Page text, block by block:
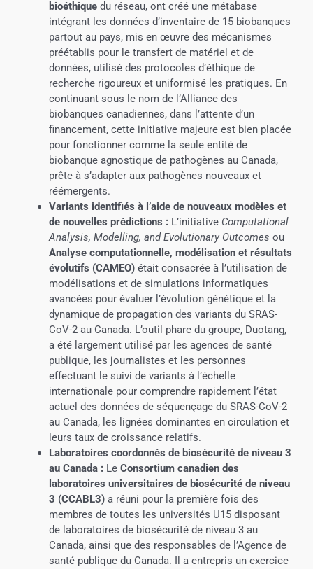
bioéthiquedu réseau, ont créé une métabase
intégrant les données d’inventaire de 15 biobanques
partout au pays, mis en œuvre des mécanismes
préétablis pour le transfert de matériel et de
données, utilisé des protocoles d’éthique de
recherche rigoureux et uniformisé les pratiques. En
continuant sous le nom de l’Alliance des
biobanques canadiennes, dans l’attente d’un
financement, cette initiative majeure est bien placée
pour fonctionner comme la seule entité de
biobanque agnostique de pathogènes au Canada,
prête à s’adapter aux pathogènes nouveaux et
réémergents.
Variants identifiés à l’aide de nouveaux modèles et
de nouvelles prédictions :L’initiative Computational
Analysis, Modelling, and Evolutionary Outcomes ou
Analyse computationnelle, modélisation et résultats
évolutifs (CAMEO)était consacrée à l’utilisation de
modélisations et de simulations informatiques
avancées pour évaluer l’évolution génétique et la
dynamique de propagation des variants du SRAS-
CoV-2 au Canada. L’outil phare du groupe, Duotang,
a été largement utilisé par les agences de santé
publique, les journalistes et les personnes
effectuant le suivi de variants à l’échelle
internationale pour comprendre rapidement l’état
actuel des données de séquençage du SRAS-CoV-2
au Canada, les lignées dominantes en circulation et
leurs taux de croissance relatifs.
Laboratoires coordonnés de biosécurité de niveau 3
au Canada : Le Consortium canadien des
laboratoires universitaires de biosécurité de niveau
3 (CCABL3)a réuni pour la première fois des
membres de toutes les universités U15 disposant
de laboratoires de biosécurité de niveau 3 au
Canada, ainsi que des responsables de l’Agence de
santé publique du Canada. Il a entrepris un exercice